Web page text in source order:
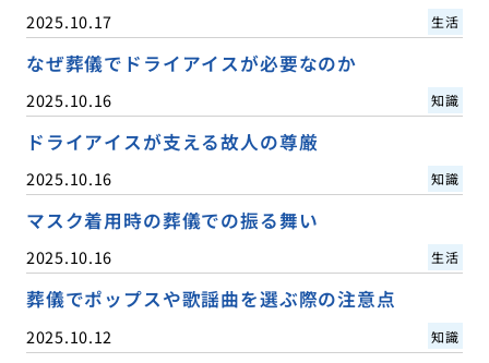
2025.10.17 生活
なぜ葬儀でドライアイスが必要なのか
2025.10.16 知識
ドライアイスが支える故人の尊厳
2025.10.16 知識
マスク着用時の葬儀での振る舞い
2025.10.16 生活
葬儀でポップスや歌謡曲を選ぶ際の注意点
2025.10.12 知識